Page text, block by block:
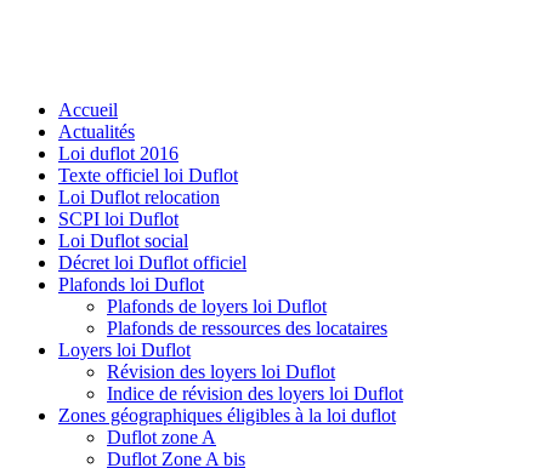
Accueil
Actualités
Loi duflot 2016
Texte officiel loi Duflot
Loi Duflot relocation
SCPI loi Duflot
Loi Duflot social
Décret loi Duflot officiel
Plafonds loi Duflot
Plafonds de loyers loi Duflot
Plafonds de ressources des locataires
Loyers loi Duflot
Révision des loyers loi Duflot
Indice de révision des loyers loi Duflot
Zones géographiques éligibles à la loi duflot
Duflot zone A
Duflot Zone A bis